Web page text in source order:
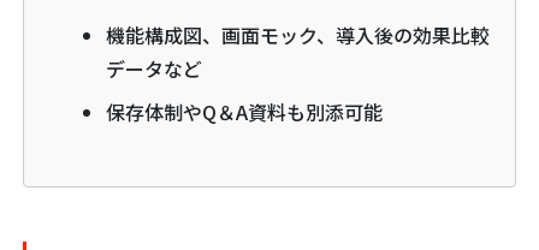
機能構成図、画面モック、導入後の効果比較
データなど
保存体制やQ＆A資料も別添可能